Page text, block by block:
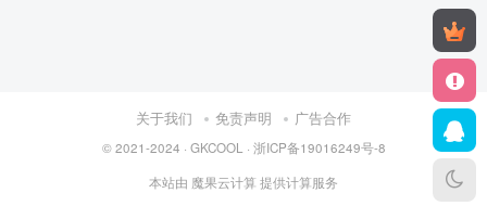
关于我们 免责声明 广告合作
© 2021-2024 · GKCOOL · 浙ICP备19016249号-8
本站由 魔果云计算 提供计算服务